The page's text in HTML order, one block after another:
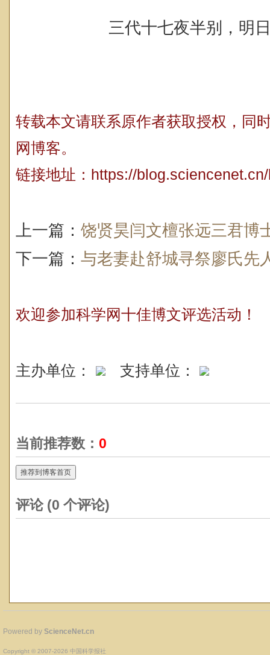
三代十七夜半别， 明
转载本文请联系原作者获取授权，同
网博客。
链接地址： https://
上一篇： 饶贤昊闫文檀张远三君博
下一篇： 与老妻赴舒城寻祭廖氏先
欢迎参加科学网十佳博文评选活动！
主办单位： 支持单位：
当前推荐数： 0
推荐到博客首页
评论 (0 个评论)
Powered by ScienceNet.cn
Copyright © 2007-2026 中国科学报社